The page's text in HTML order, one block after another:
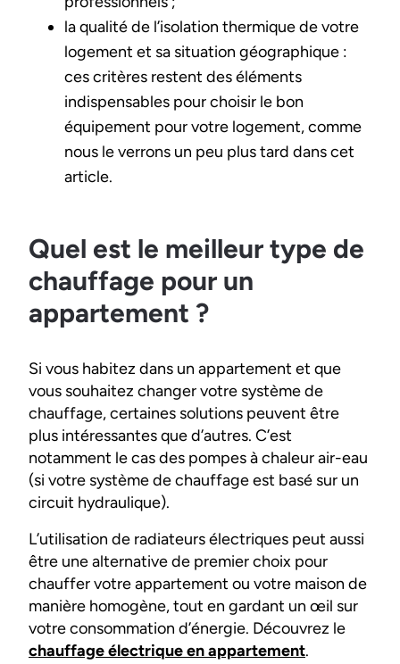
la qualité de l’isolation thermique de votre
logement et sa situation géographique :
ces critères restent des éléments
indispensables pour choisir le bon
équipement pour votre logement, comme
nous le verrons un peu plus tard dans cet
article.
Quel est le meilleur type de
chauffage pour un
appartement ?
Si vous habitez dans un appartement et que
vous souhaitez changer votre système de
chauffage, certaines solutions peuvent être
plus intéressantes que d’autres. C’est
notamment le cas des pompes à chaleur air-eau
(si votre système de chauffage est basé sur un
circuit hydraulique).
L’utilisation de radiateurs électriques peut aussi
être une alternative de premier choix pour
chauffer votre appartement ou votre maison de
manière homogène, tout en gardant un œil sur
votre consommation d’énergie. Découvrez le
chauffage électrique en appartement.